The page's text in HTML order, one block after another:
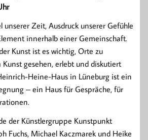
unserer Zeit, Ausdruck unserer Gefühle
innerhalb einer Gemeinschaft.
Kunst ist es wichtig, Orte zu
gesehen, erlebt und diskutiert
Heine-Haus in Lüneburg ist ein
– ein Haus für Gespräche, für
der Künstlergruppe Kunstpunkt
Fuchs, Michael Kaczmarek und Heike